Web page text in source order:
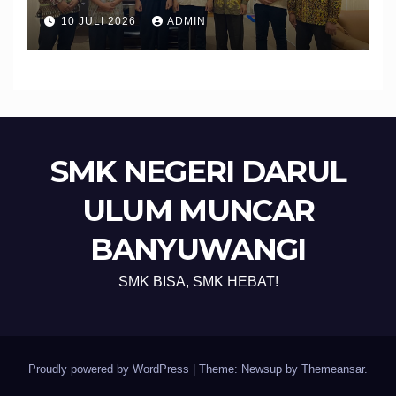
Banyuwangi Perkuat Sinergi
Edukasi dan Perlindungan
Calon Pekerja Migran
10 JULI 2026 ADMIN
SMK NEGERI DARUL
ULUM MUNCAR
BANYUWANGI
SMK BISA, SMK HEBAT!
Proudly powered by WordPress Theme: Newsup by Themeansar.